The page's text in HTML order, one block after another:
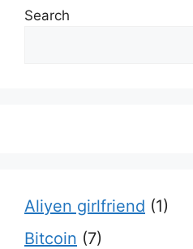
Search
Aliyen girlfriend (1)
Bitcoin (7)